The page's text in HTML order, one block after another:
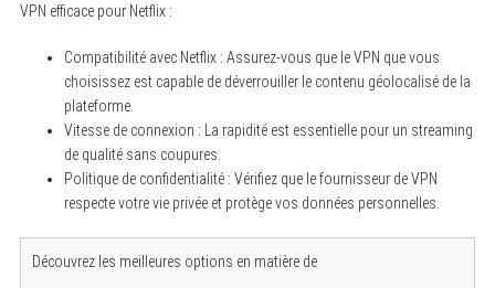
VPN efficace pour Netflix :
Compatibilité avec Netflix : Assurez-vous que le VPN que vous
choisissez est capable de déverrouiller le contenu géolocalisé de la
plateforme.
Vitesse de connexion : La rapidité est essentielle pour un streaming
de qualité sans coupures.
Politique de confidentialité : Vérifiez que le fournisseur de VPN
respecte votre vie privée et protège vos données personnelles.
Découvrez les meilleures options en matière de